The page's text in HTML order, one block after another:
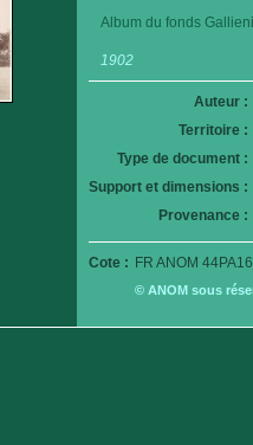
Album du fonds
1902
Auteur :
Territoire :
Type de document :
Support et dimensions :
Provenance :
Cote : FR ANOM
© ANOM sous